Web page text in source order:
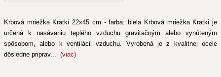
Krbová mriežka Kratki 22x45 cm - farba: biela Krbová mriežka Kratki je
určená k nasávaniu teplého vzduchu gravitačným alebo vynúteným
spôsobom, alebo k ventilácii vzduchu. Vyrobená je z kvalitnej ocele
dôsledne priprav... (viac)